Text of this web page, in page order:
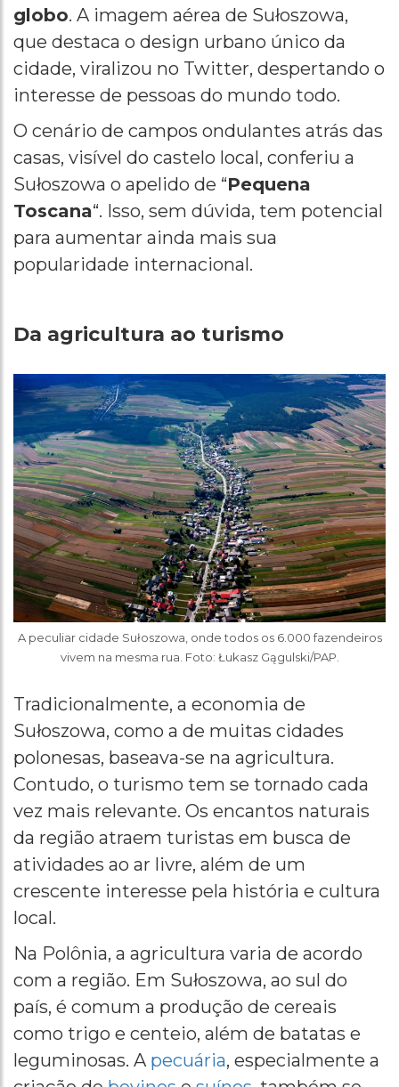
globo. A imagem aérea de Sułoszowa,
que destaca o design urbano único da
cidade, viralizou no Twitter, despertando o
interesse de pessoas do mundo todo.
O cenário de campos ondulantes atrás das
casas, visível do castelo local, conferiu a
Sułoszowa o apelido de “Pequena
Toscana“. Isso, sem dúvida, tem potencial
para aumentar ainda mais sua
popularidade internacional.
Da agricultura ao turismo
A peculiar cidade Sułoszowa, onde todos os 6.000 fazendeiros
vivem na mesma rua. Foto: Łukasz Gągulski/PAP.
Tradicionalmente, a economia de
Sułoszowa, como a de muitas cidades
polonesas, baseava-se na agricultura.
Contudo, o turismo tem se tornado cada
vez mais relevante. Os encantos naturais
da região atraem turistas em busca de
atividades ao ar livre, além de um
crescente interesse pela história e cultura
local.
Na Polônia, a agricultura varia de acordo
com a região. Em Sułoszowa, ao sul do
país, é comum a produção de cereais
como trigo e centeio, além de batatas e
leguminosas. A pecuária, especialmente a